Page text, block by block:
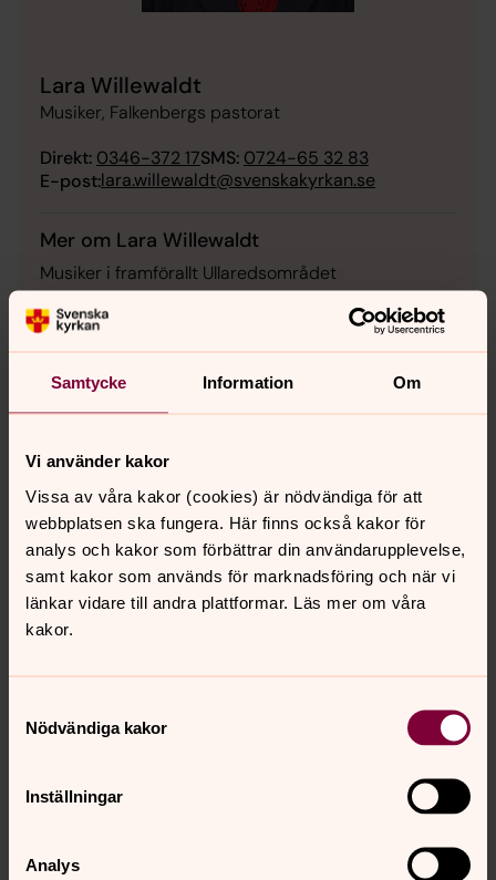
Samtycke Information Om
Vi använder kakor
Vissa av våra kakor (cookies) är nödvändiga för att
webbplatsen ska fungera. Här finns också kakor för
analys och kakor som förbättrar din användarupplevelse,
samt kakor som används för marknadsföring och när vi
länkar vidare till andra plattformar. Läs mer om våra
kakor.
Nödvändiga kakor
Inställningar
Analys
Lara Willewaldt
Musiker, Falkenbergs pastorat
Direkt: 0346-372 17SMS: 0724-65 32 83
E-post:lara.willewaldt@svenskakyrkan.se
Mer om Lara Willewaldt
Musiker i framförallt Ullaredsområdet
Sofia Runnding
Direkt: 0346-37206SMS:0724-653277
E-post: sofia.runnding@svenskakyrkan.se
Mer om Sofia Runnding
Fritidsledare i Gunnarps församling